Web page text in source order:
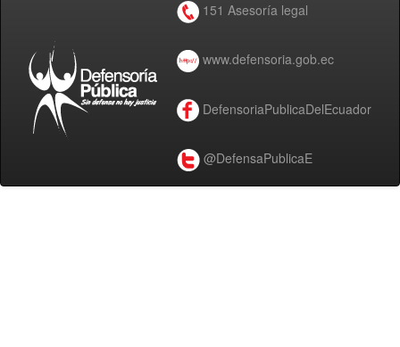
151 Asesoría legal
www.defensoria.gob.ec
DefensoriaPublicaDelEcuador
@DefensaPublicaE